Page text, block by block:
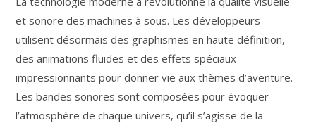
et sonore des machines à sous. Les développeurs
utilisent désormais des graphismes en haute définition,
des animations fluides et des effets spéciaux
impressionnants pour donner vie aux thèmes d’aventure.
Les bandes sonores sont composées pour évoquer
l’atmosphère de chaque univers, qu’il s’agisse de la